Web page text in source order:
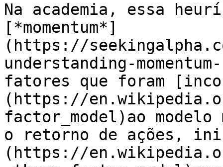
Na academia, essa
[*momentum*]
(https://
understanding-
fatores que foram
(https://
factor_model)ao
o retorno de ações,
(https://en.wikipedia.org/